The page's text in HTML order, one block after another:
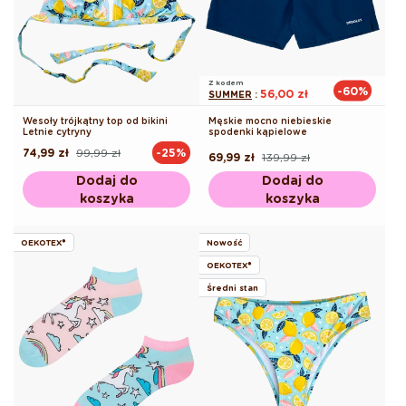
Wesoły trójkątny top od bikini
Letnie cytryny
Cena
99,99 zł
Cena
74,99 zł -25%
Dodaj do
koszyka
Z kodem
SUMMER : 56,00 zł -60%
Męskie mocno niebieskie
spodenki kąpielowe
Cena
regularna
139,99 zł
Cena
promocyjna
69,99 zł
Dodaj do
koszyka
OEKOTEX® Nowość
OEKOTEX®
Średni stan